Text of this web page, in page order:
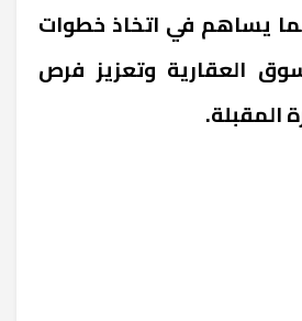
يساهم في اتخاذ خطوات
العقارية وتعزيز فرص
المقبلة.